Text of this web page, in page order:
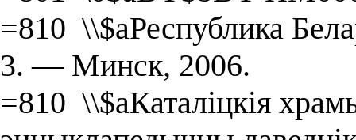
=810 \\$aРеспублика
3. — Минск, 2006.
=810 \\$aКаталіцкія